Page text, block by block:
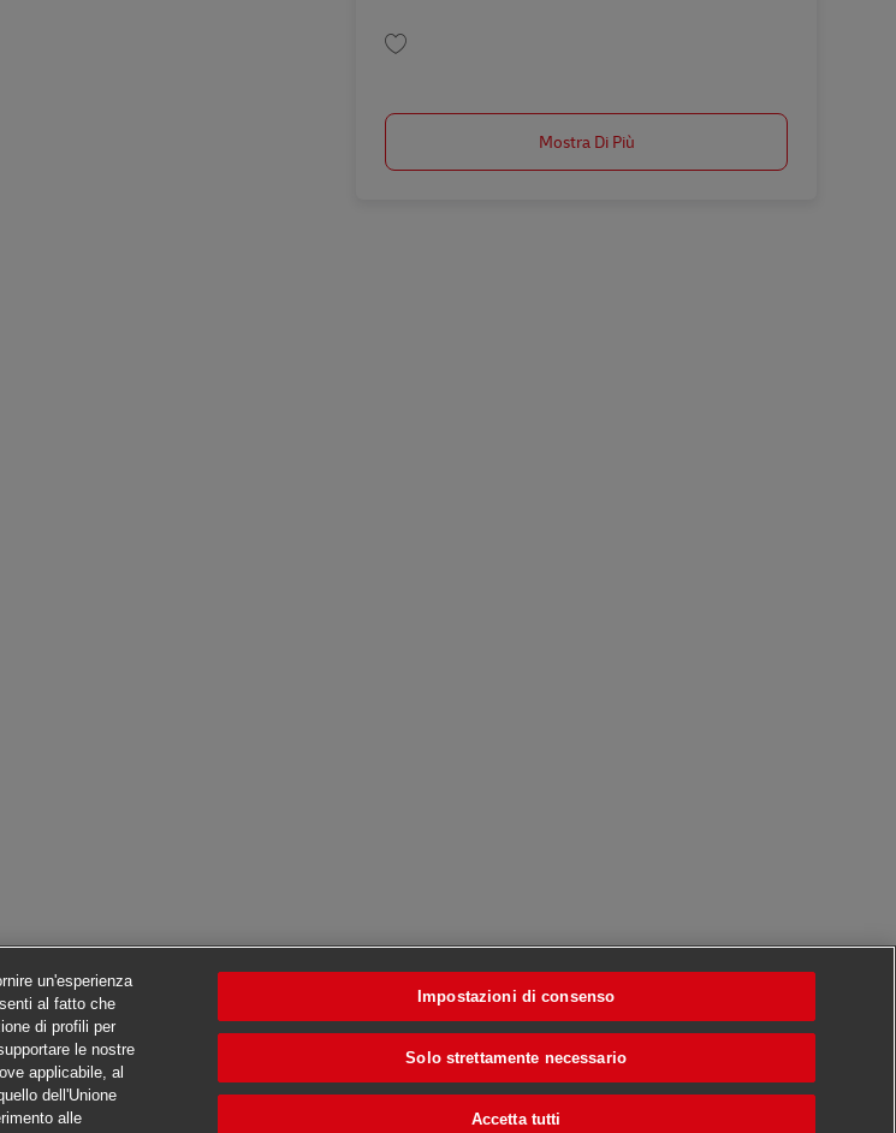
Mostra Di Più
un'esperienza
al fatto che
di profili per
le nostre
applicabile, al
dell'Unione
alle
Impostazioni di consenso
Solo strettamente necessario
Accetta tutti